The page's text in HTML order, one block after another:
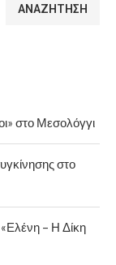
ΑΝΑΖΉΤΗΣΗ
στο Μεσολόγγι
στο
– Η Δίκη